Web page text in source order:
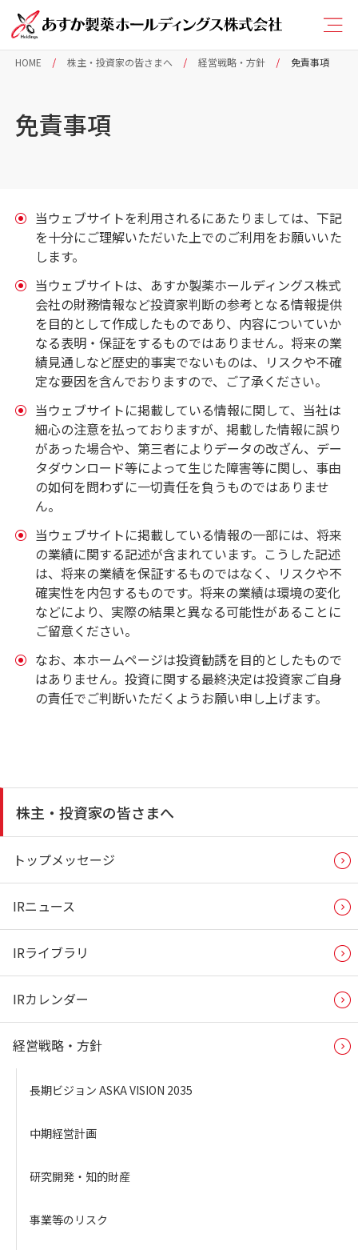
HOME 株主・投資家の皆さまへ 経営戦略・方針 免責事項
免責事項
当ウェブサイトを利用されるにあたりましては、下記
を十分にご理解いただいた上でのご利用をお願いいた
します。
当ウェブサイトは、あすか製薬ホールディングス株式
会社の財務情報など投資家判断の参考となる情報提供
を目的として作成したものであり、内容についていか
なる表明・保証をするものではありません。将来の業
績見通しなど歴史的事実でないものは、リスクや不確
定な要因を含んでおりますので、ご了承ください。
当ウェブサイトに掲載している情報に関して、当社は
細心の注意を払っておりますが、掲載した情報に誤り
があった場合や、第三者によりデータの改ざん、デー
タダウンロード等によって生じた障害等に関し、事由
の如何を問わずに一切責任を負うものではありませ
ん。
当ウェブサイトに掲載している情報の一部には、将来
の業績に関する記述が含まれています。こうした記述
は、将来の業績を保証するものではなく、リスクや不
確実性を内包するものです。将来の業績は環境の変化
などにより、実際の結果と異なる可能性があることに
ご留意ください。
なお、本ホームページは投資勧誘を目的としたもので
はありません。投資に関する最終決定は投資家ご自身
の責任でご判断いただくようお願い申し上げます。
株主・投資家の皆さまへ
トップメッセージ
IRニュース
IRライブラリ
IRカレンダー
経営戦略・方針
長期ビジョン ASKA VISION 2035
中期経営計画
研究開発・知的財産
事業等のリスク